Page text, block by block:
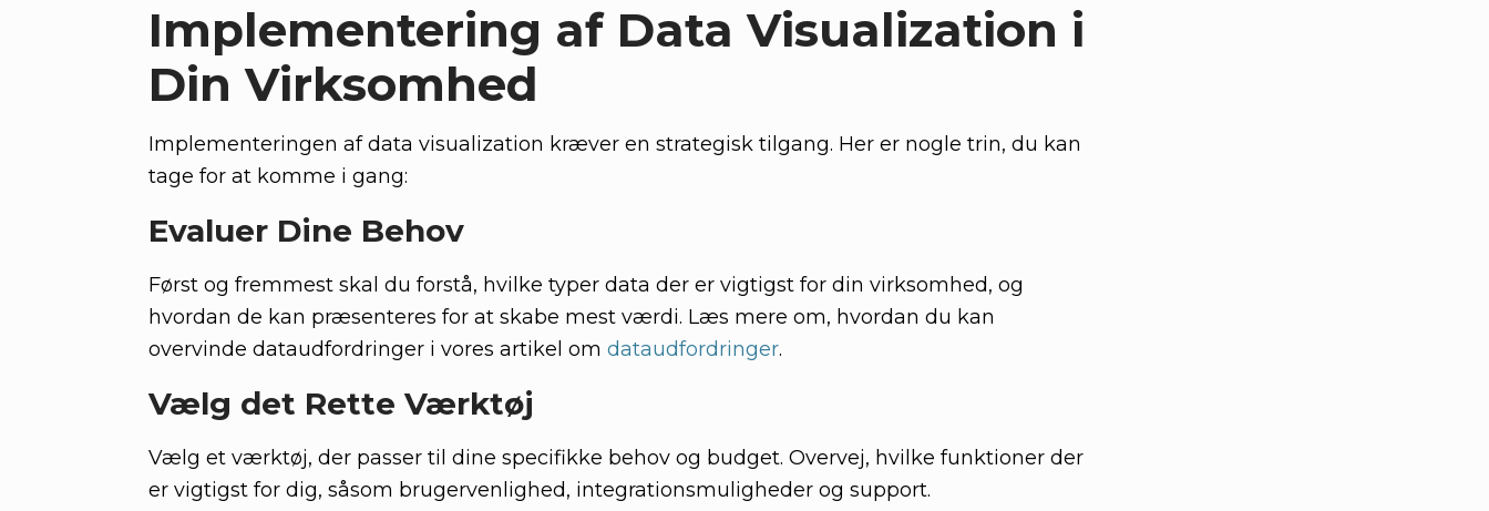
Implementering af Data Visualization i
Din Virksomhed
Implementeringen af data visualization kræver en strategisk tilgang. Her er nogle trin, du kan
tage for at komme i gang:
Evaluer Dine Behov
Først og fremmest skal du forstå, hvilke typer data der er vigtigst for din virksomhed, og
hvordan de kan præsenteres for at skabe mest værdi. Læs mere om, hvordan du kan
overvinde dataudfordringer i vores artikel om dataudfordringer.
Vælg det Rette Værktøj
Vælg et værktøj, der passer til dine specifikke behov og budget. Overvej, hvilke funktioner der
er vigtigst for dig, såsom brugervenlighed, integrationsmuligheder og support.